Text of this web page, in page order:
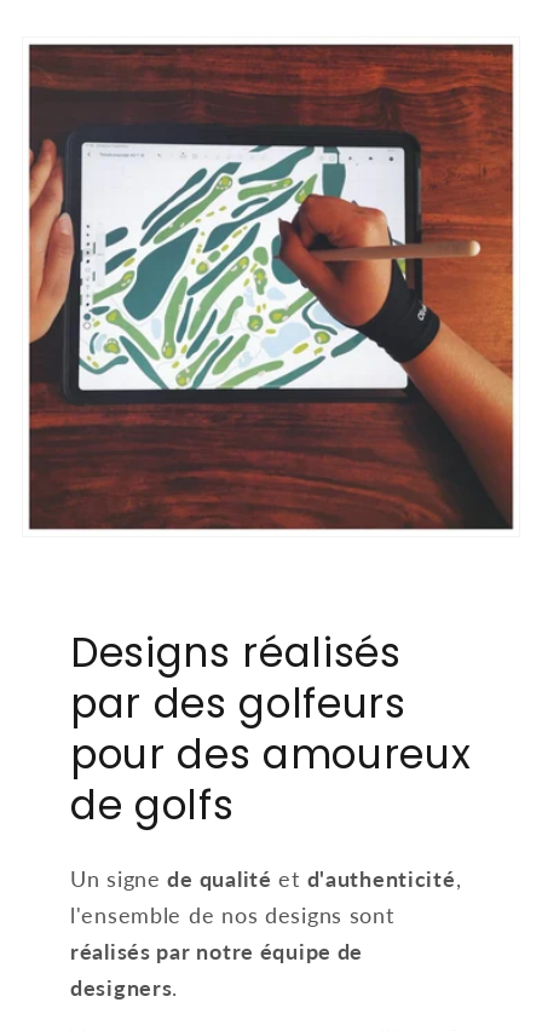
Designs réalisés
par des golfeurs
pour des amoureux
de golfs
Un signede qualité et d'authenticité,
l'ensemble de nos designs sont
réalisés par notre équipe de
designers.